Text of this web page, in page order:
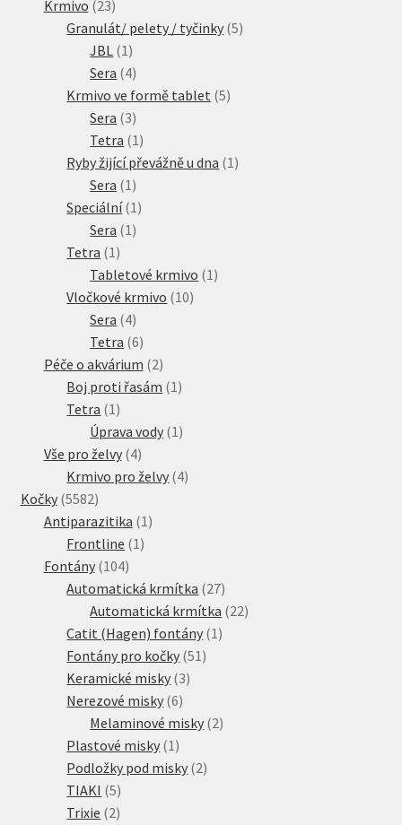
Krmivo 2323
produktů
Granulát/ pelety / tyčinky 55
JBL 1 1
produkt
Sera 44
produkty
Krmivo ve formě tablet 55
Sera 33
produkty
Tetra 1 1
produkt
Ryby žijící převážně u dna 1 1
Sera 1 1
produkt
Speciální 1 1
Sera 1 1
Tetra 1 1
produkt
Tabletové krmivo 1 1
Vločkové krmivo 1010
Sera 44
produkty
Tetra 66
produktů
Péče o akvárium 22
produkty
Boj proti řasám 1 1
Tetra 1 1
produkt
Úprava vody 1 1
Vše pro želvy 44
produkty
Krmivo pro želvy 44
Kočky 55825582
produktů
Antiparazitika 1 1
Frontline 1 1
Fontány 104104
produktů
Automatická krmítka 2727
produktů
Automatická krmítka 2222
Catit (Hagen) fontány 1 1
Fontány pro kočky 51 51
Keramické misky 33
Nerezové misky 66
produktů
Melaminové misky 22
Plastové misky 1 1
produkt
Podložky pod misky 22
TIAKI 55
produktů
Trixie 22